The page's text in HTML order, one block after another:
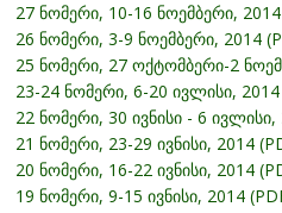
27 ნომერი, 10-16 ნოემბერი,
26 ნომერი, 3-9 ნოემბერი, 2014
25 ნომერი, 27 ოქტომბერი-2
23-24 ნომერი, 6-20 ივლისი, 2014
22 ნომერი, 30 ივნისი - 6 ივლისი,
21 ნომერი, 23-29 ივნისი, 2014
20 ნომერი, 16-22 ივნისი, 2014
19 ნომერი, 9-15 ივნისი, 2014